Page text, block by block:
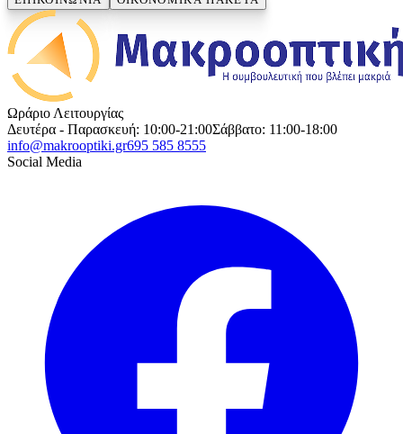
Ωράριο Λειτουργίας
Δευτέρα - Παρασκευή: 10:00-21:00Σάββατο: 11:00-18:00
info@makrooptiki.gr695 585 8555
Social Media